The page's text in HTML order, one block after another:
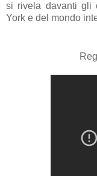
si rivela davanti gli
York e del mondo